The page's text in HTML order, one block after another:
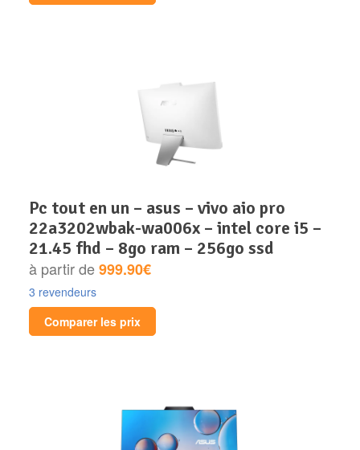
pc tout en un – asus – vivo aio pro
22a3202wbak-wa006x – intel core i5 –
21.45 fhd – 8go ram – 256go ssd
à partir de999.90€
3 revendeurs
Comparer les prix